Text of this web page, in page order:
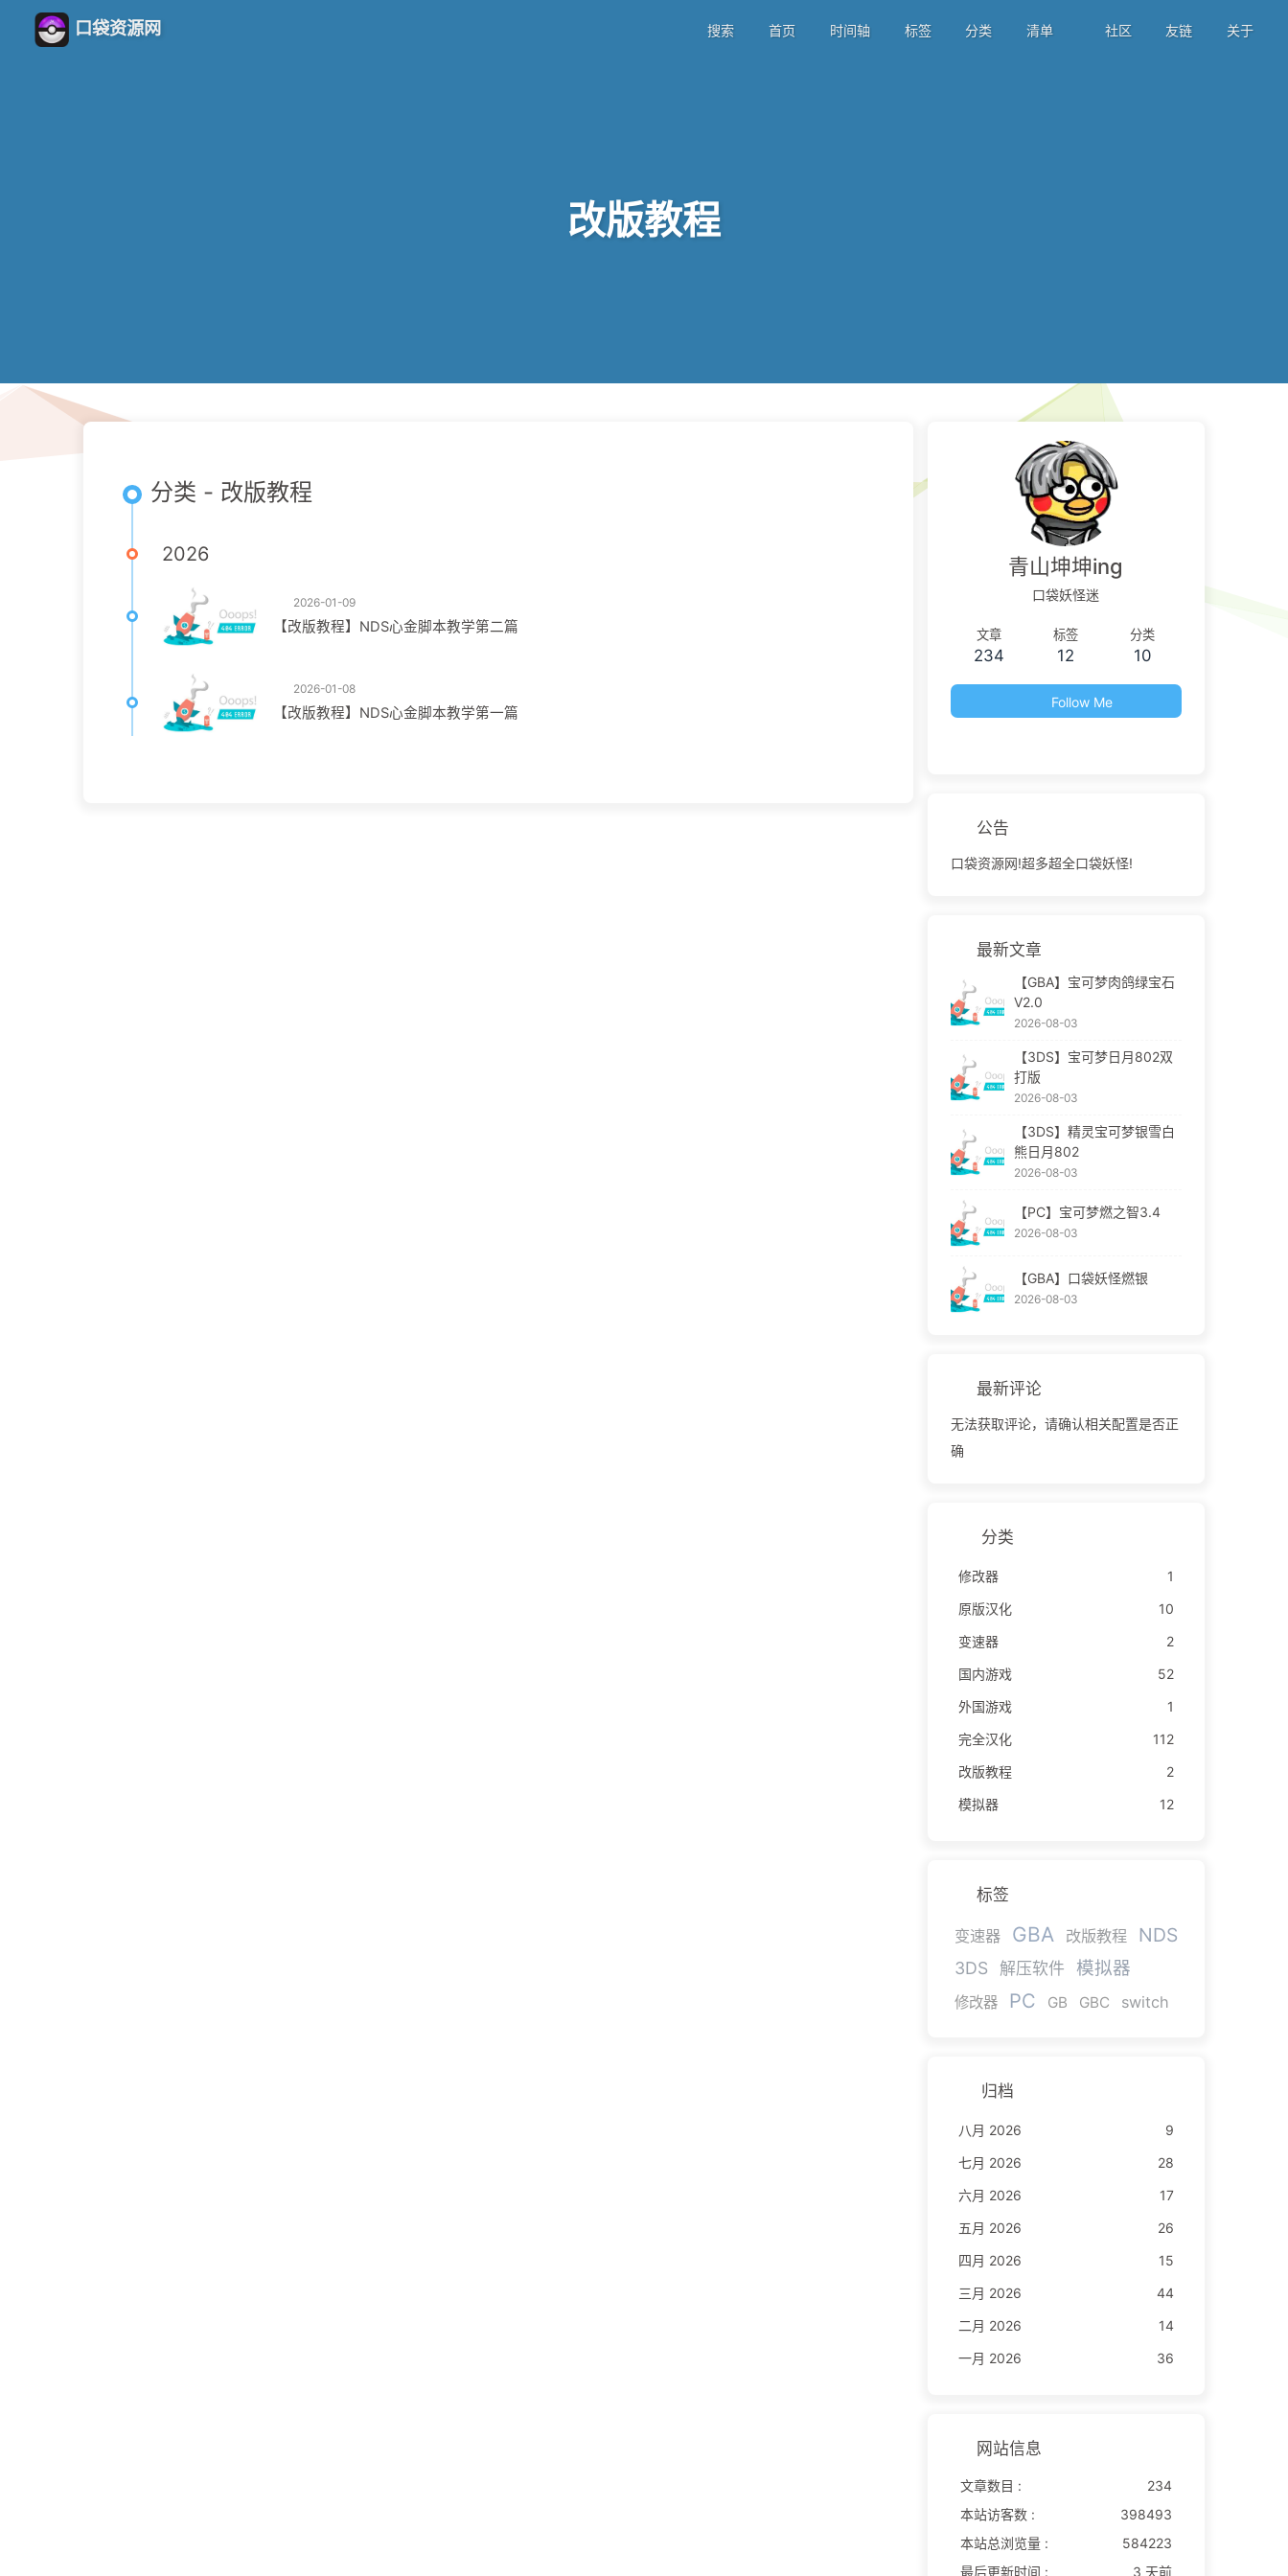
口袋资源网 搜索 首页 时间轴 标签 分类 清单 社区 友链 关于
改版教程
分类 - 改版教程
2026
2026-01-09
【改版教程】NDS心金脚本教学第二篇
2026-01-08
【改版教程】NDS心金脚本教学第一篇
青山坤坤ing
口袋妖怪迷
文章
234
标签
12
分类
10
Follow Me
公告
口袋资源网!超多超全口袋妖怪!
最新文章
【GBA】宝可梦肉鸽绿宝石
V2.0
2026-08-03
【3DS】宝可梦日月802双
打版
2026-08-03
【3DS】精灵宝可梦银雪白
熊日月802
2026-08-03
【PC】宝可梦燃之智3.4
2026-08-03
【GBA】口袋妖怪燃银
2026-08-03
最新评论
无法获取评论，请确认相关配置是否正
确
分类
修改器
1
原版汉化
10
变速器
2
国内游戏
52
外国游戏
1
完全汉化
112
改版教程
2
模拟器
12
标签
变速器 GBA 改版教程 NDS
3DS 解压软件 模拟器
修改器 PC GB GBC switch
归档
八月 2026
9
七月 2026
28
六月 2026
17
五月 2026
26
四月 2026
15
三月 2026
44
二月 2026
14
一月 2026
36
网站信息
文章数目 :
234
本站访客数 :
398493
本站总浏览量 :
584223
最后更新时间 :
3 天前